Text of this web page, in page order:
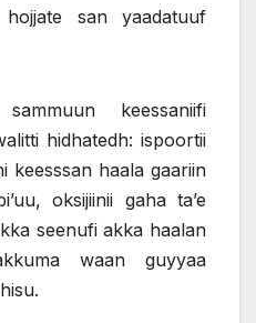
san yaadatuuf
keessaniifi
hidhatedh: ispoortii
keesssan haala gaariin
oksijiinii gaha ta’e
seenufi akka haalan
waan guyyaa